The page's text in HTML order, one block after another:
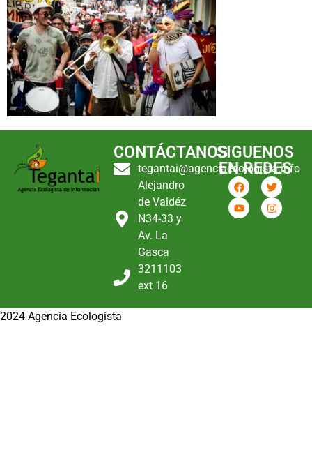
CONTÁCTANOS
tegantai@agenciaecologista.info
Alejandro
de Valdéz
N34-33 y
Av. La
Gasca
3211103
ext 16
SIGUENOS
EN REDES
2024 Agencia Ecologista